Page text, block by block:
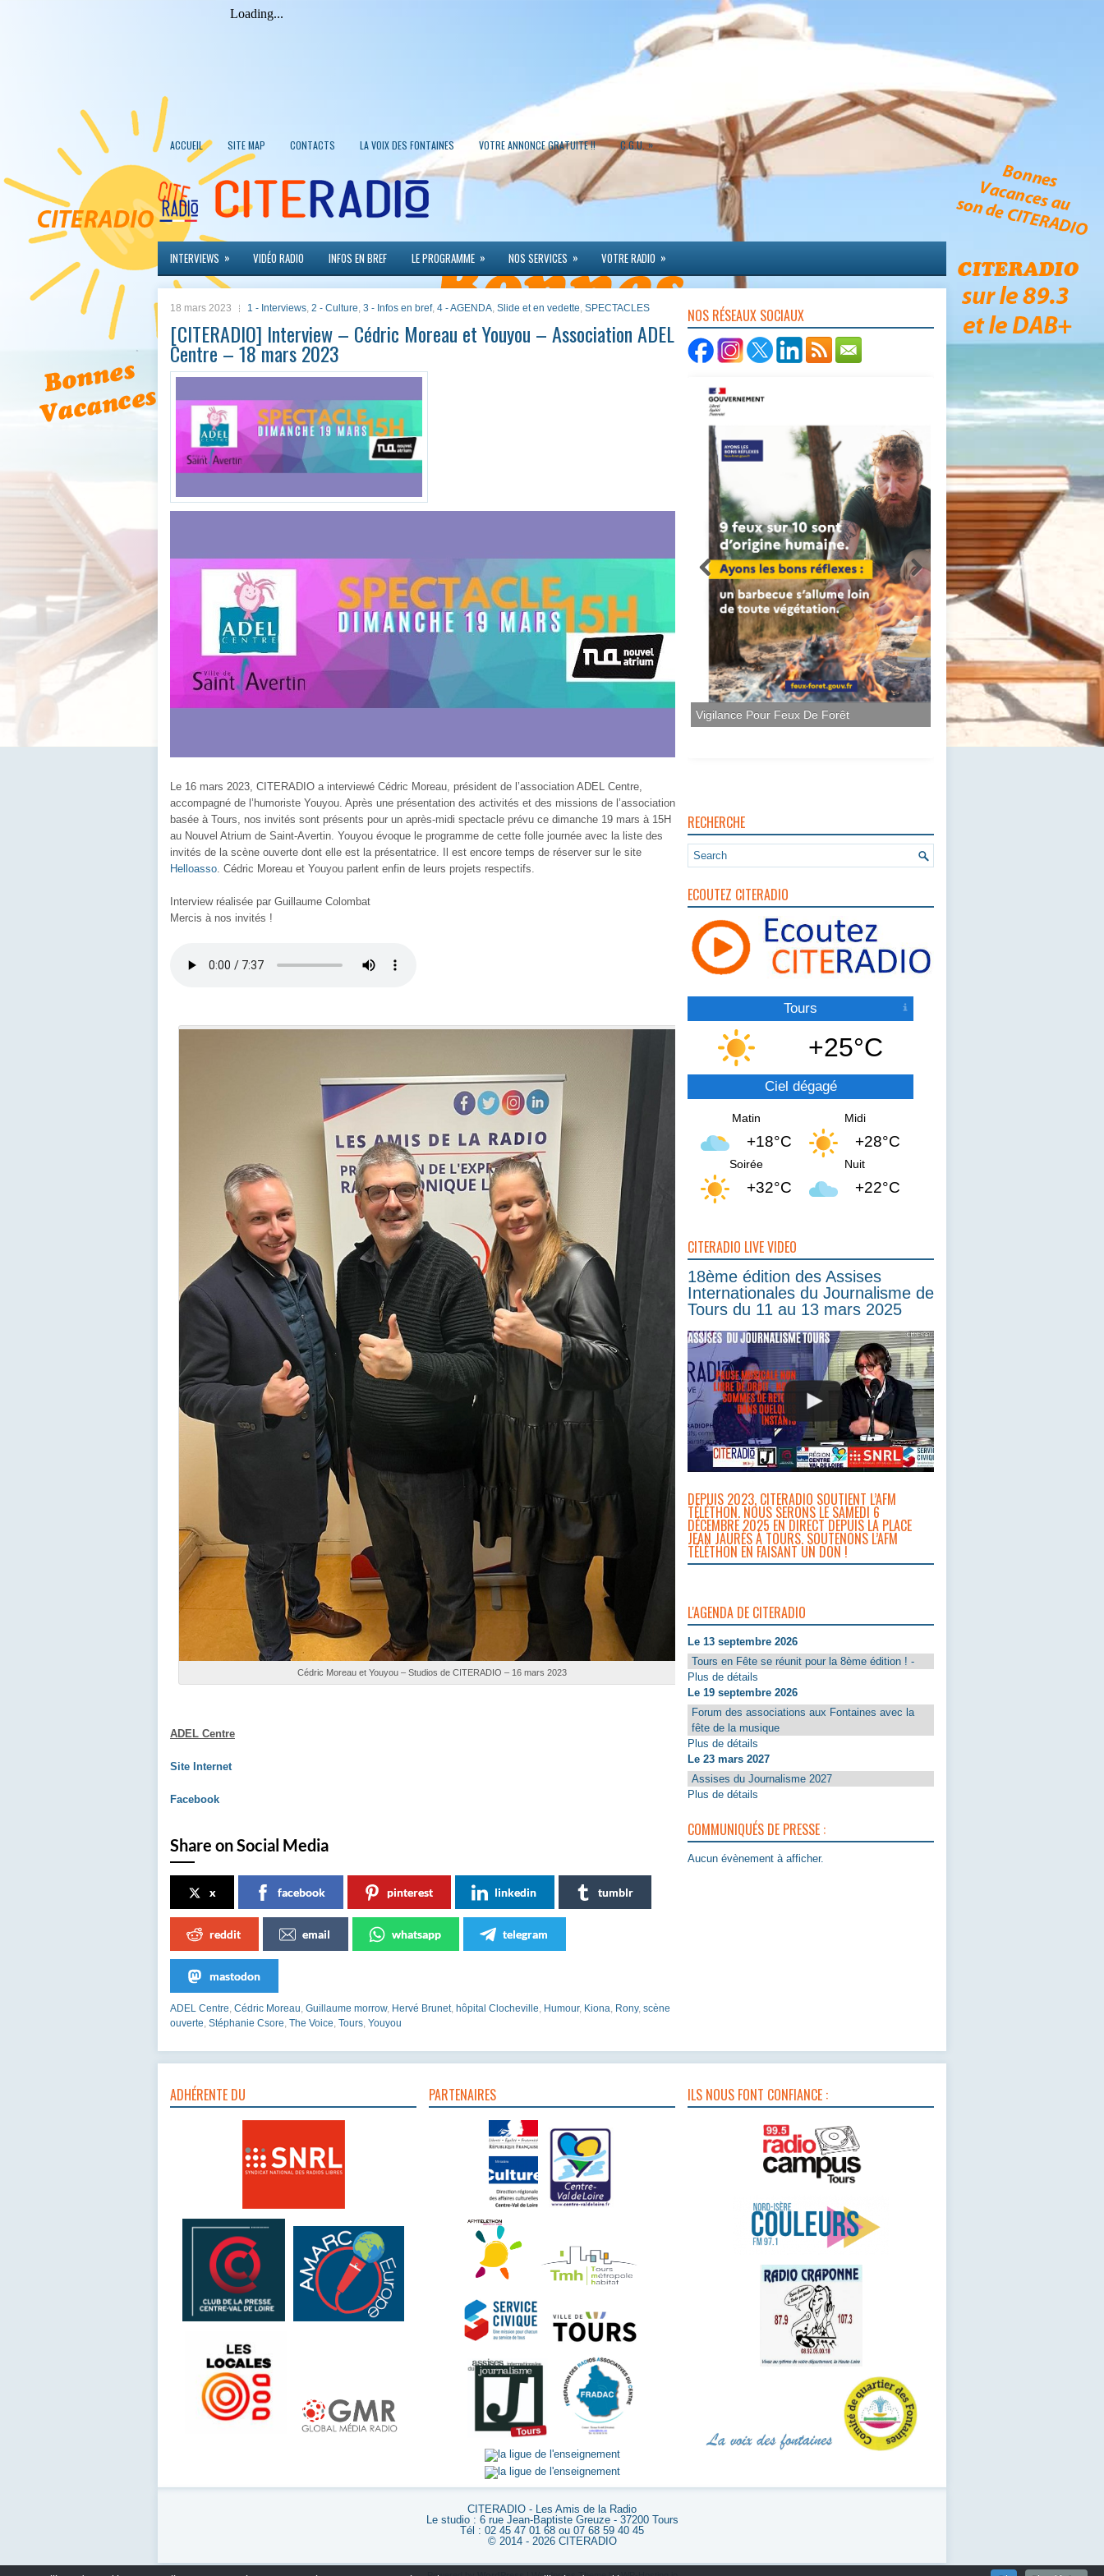
ACCUEIL SITE MAP CONTACTS LA VOIX DES FONTAINES VOTRE ANNONCE GRATUITE !! C.G.U. »
INTERVIEWS » VIDÉO RADIO INFOS EN BREF LE PROGRAMME » NOS SERVICES » VOTRE RADIO »
18 mars 2023 1 - Interviews, 2 - Culture, 3 - Infos en bref, 4 - AGENDA, Slide et en vedette, SPECTACLES
[CITERADIO] Interview – Cédric Moreau et Youyou – Association ADEL
Centre – 18 mars 2023
Le 16 mars 2023, CITERADIO a interviewé Cédric Moreau, président de l’association ADEL Centre,
accompagné de l’humoriste Youyou. Après une présentation des activités et des missions de l’association
basée à Tours, nos invités sont présents pour un après-midi spectacle prévu ce dimanche 19 mars à 15H
au Nouvel Atrium de Saint-Avertin. Youyou évoque le programme de cette folle journée avec la liste des
invités de la scène ouverte dont elle est la présentatrice. Il est encore temps de réserver sur le site
Helloasso. Cédric Moreau et Youyou parlent enfin de leurs projets respectifs.
Interview réalisée par Guillaume Colombat
Mercis à nos invités !
Cédric Moreau et Youyou – Studios de CITERADIO – 16 mars 2023
ADEL Centre
Site Internet
Facebook
Share on Social Media
x facebook pinterest linkedin tumblr
reddit email whatsapp telegram
mastodon
ADEL Centre, Cédric Moreau, Guillaume morrow, Hervé Brunet, hôpital Clocheville, Humour, Kiona, Rony, scène
ouverte, Stéphanie Csore, The Voice, Tours, Youyou
NOS RÉSEAUX SOCIAUX
RECHERCHE
ECOUTEZ CITERADIO
Tours
+25°C
Ciel dégagé
Matin
+18°C
Midi
+28°C
Soirée
+32°C
Nuit
+22°C
CITERADIO LIVE VIDEO
18ème édition des Assises
Internationales du Journalisme de
Tours du 11 au 13 mars 2025
DEPUIS 2023, CITERADIO SOUTIENT L’AFM
TÉLÉTHON. NOUS SERONS LE SAMEDI 6
DÉCEMBRE 2025 EN DIRECT DEPUIS LA PLACE
JEAN JAURÈS À TOURS. SOUTENONS L’AFM
TÉLÉTHON EN FAISANT UN DON !
L'AGENDA DE CITERADIO
Le 13 septembre 2026
Tours en Fête se réunit pour la 8ème édition ! -
Plus de détails
Le 19 septembre 2026
Forum des associations aux Fontaines avec la
fête de la musique
Plus de détails
Le 23 mars 2027
Assises du Journalisme 2027
Plus de détails
COMMUNIQUÉS DE PRESSE :
Aucun évènement à afficher.
ADHÉRENTE DU PARTENAIRES ILS NOUS FONT CONFIANCE :
CITERADIO - Les Amis de la Radio
Le studio : 6 rue Jean-Baptiste Greuze - 37200 Tours
Tél : 02 45 47 01 68 ou 07 68 59 40 45
© 2014 - 2026 CITERADIO